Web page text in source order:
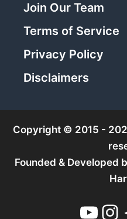
Join Our Team
Terms of Service
Privacy Policy
Disclaimers
Copyright © 2015 -
Founded & Developed
YouTube Instagram